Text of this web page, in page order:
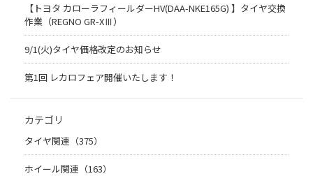
【トヨタ カローラフィールダーHV(DAA-NKE165G) 】タイヤ交換
作業（REGNO GR-XⅢ）
9/1(火)タイヤ価格改定のお知らせ
第1回 レカロフェア開催いたします！
カテゴリ
タイヤ関連（375）
ホイール関連（163）